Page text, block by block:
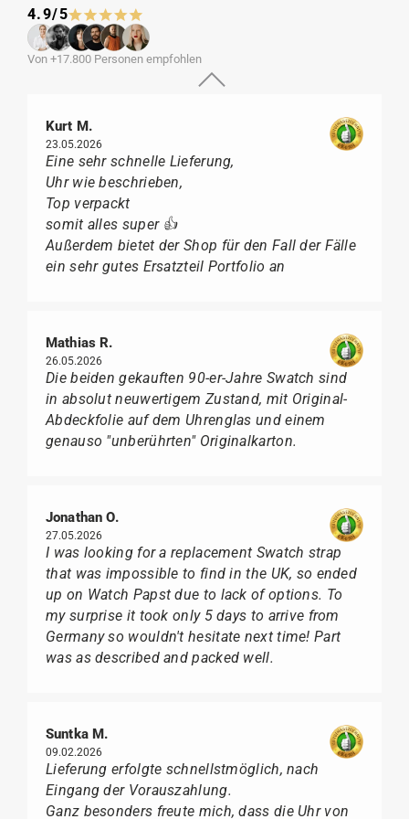
4.9/5
Von +17.800 Personen empfohlen
Kurt M.
23.05.2026
Eine sehr schnelle Lieferung,
Uhr wie beschrieben,
Top verpackt
somit alles super 👍
Außerdem bietet der Shop für den Fall der Fälle
ein sehr gutes Ersatzteil Portfolio an
Mathias R.
26.05.2026
Die beiden gekauften 90-er-Jahre Swatch sind
in absolut neuwertigem Zustand, mit Original-
Abdeckfolie auf dem Uhrenglas und einem
genauso "unberührten" Originalkarton.
Jonathan O.
27.05.2026
I was looking for a replacement Swatch strap
that was impossible to find in the UK, so ended
up on Watch Papst due to lack of options. To
my surprise it took only 5 days to arrive from
Germany so wouldn't hesitate next time! Part
was as described and packed well.
Suntka M.
09.02.2026
Lieferung erfolgte schnellstmöglich, nach
Eingang der Vorauszahlung.
Ganz besonders freute mich, dass die Uhr von